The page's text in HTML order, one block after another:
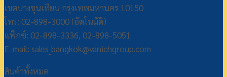
เขตบางขุนเทียน กรุงเทพมหานคร 10150
โทร: 02-898-3000 (อัตโนมัติ)
แฟ็กซ์: 02-898-3336, 02-898-5051
E-mail: sales_bangkok@vanichgroup.com
สินค้าทั้งหมด